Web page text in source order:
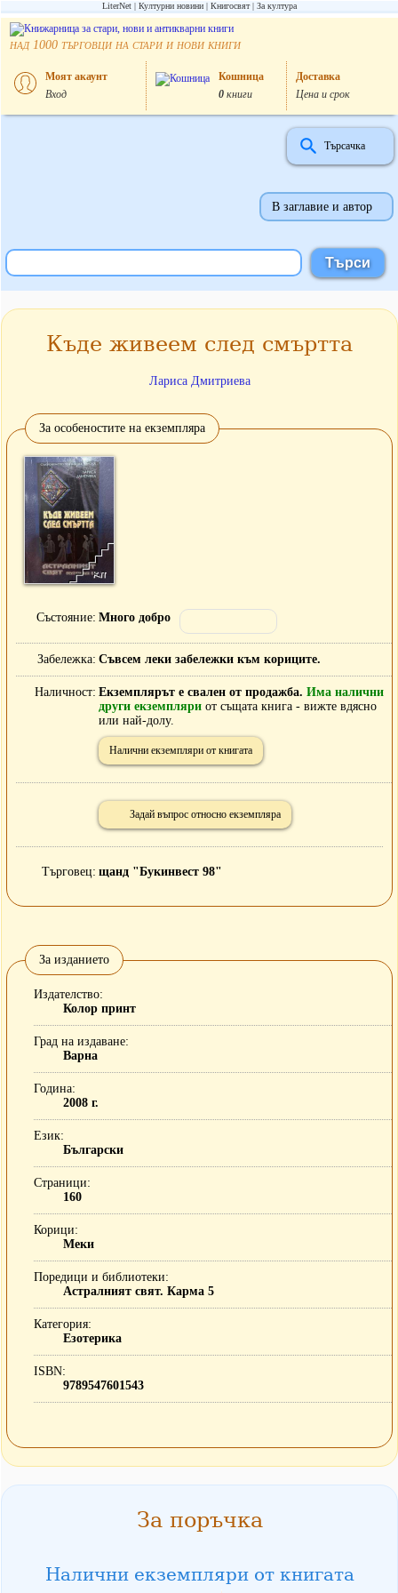
LiterNet Културни новини Книгосвят За култура
над 1000 търговци на стари и нови книги
Моят акаунт
Вход
Кошница
0книги
Доставка
Цена и срок
Търсачка
В заглавие и автор
Къде живеем след смъртта
Лариса Дмитриева
За особеностите на екземпляра
Състояние Много добро
Забележка Съвсем леки забележки към кориците.
Наличност Екземплярът е свален от продажба. Има налични
други екземпляри от същата книга - вижте вдясно
или най-долу.
Налични екземпляри от книгата
Задай въпрос относно екземпляра
Търговец щанд "Букинвест 98"
За изданието
Издателство
Колор принт
Град на издаване
Варна
Година
2008 г.
Език
Български
Страници
160
Корици
Меки
Поредици и библиотеки
Астралният свят. Карма 5
Категория
Езотерика
ISBN
9789547601543
За поръчка
Налични екземпляри от книгата